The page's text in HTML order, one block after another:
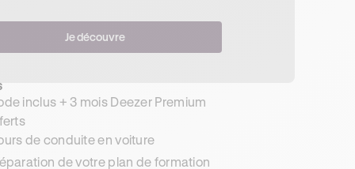
Je découvre
inclus + 3 mois Deezer Premium
de conduite en voiture
de votre plan de formation